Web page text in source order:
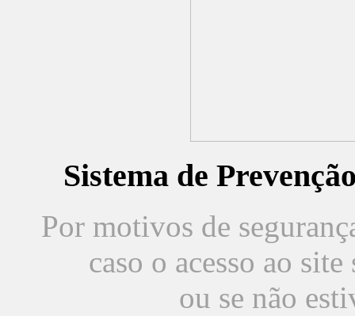
Sistema de
Por motivos de
caso o acesso ao
ou se não